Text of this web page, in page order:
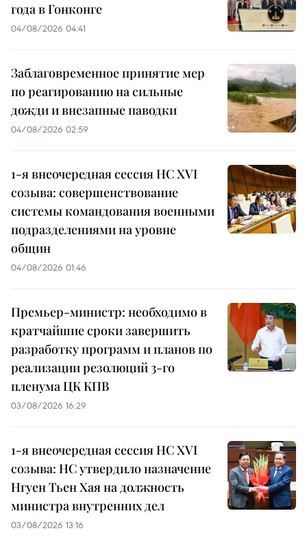
года в Гонконге
04/08/2026 04:41
Заблаговременное принятие мер
по реагированию на сильные
дожди и внезапные паводки
04/08/2026 02:59
1-я внеочередная сессия НС XVI
созыва: совершенствование
системы командования военными
подразделениями на уровне
общин
04/08/2026 01:46
Премьер-министр: необходимо в
кратчайшие сроки завершить
разработку программ и планов по
реализации резолюций 3-го
пленума ЦК КПВ
03/08/2026 16:29
1-я внеочередная сессия НС XVI
созыва: НС утвердило назначение
Нгуен Тьен Хая на должность
министра внутренних дел
03/08/2026 13:16